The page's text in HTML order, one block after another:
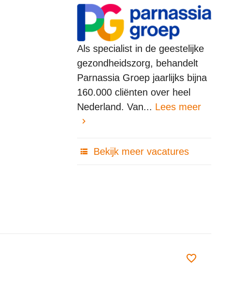
Als specialist in de geestelijke
gezondheidszorg, behandelt
Parnassia Groep jaarlijks bijna
160.000 cliënten over heel
Nederland. Van... Lees meer
Bekijk meer vacatures